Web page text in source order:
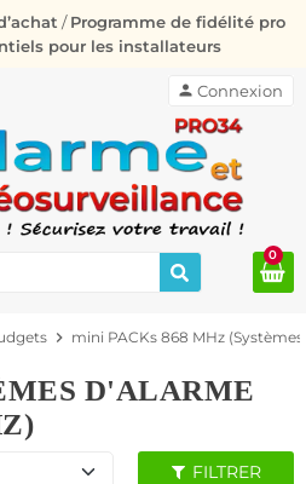
/Programme de fidélité pro
pour les installateurs
person Connexion
0
chevron_right mini PACKs 868 MHz
D'ALARME
FILTRER